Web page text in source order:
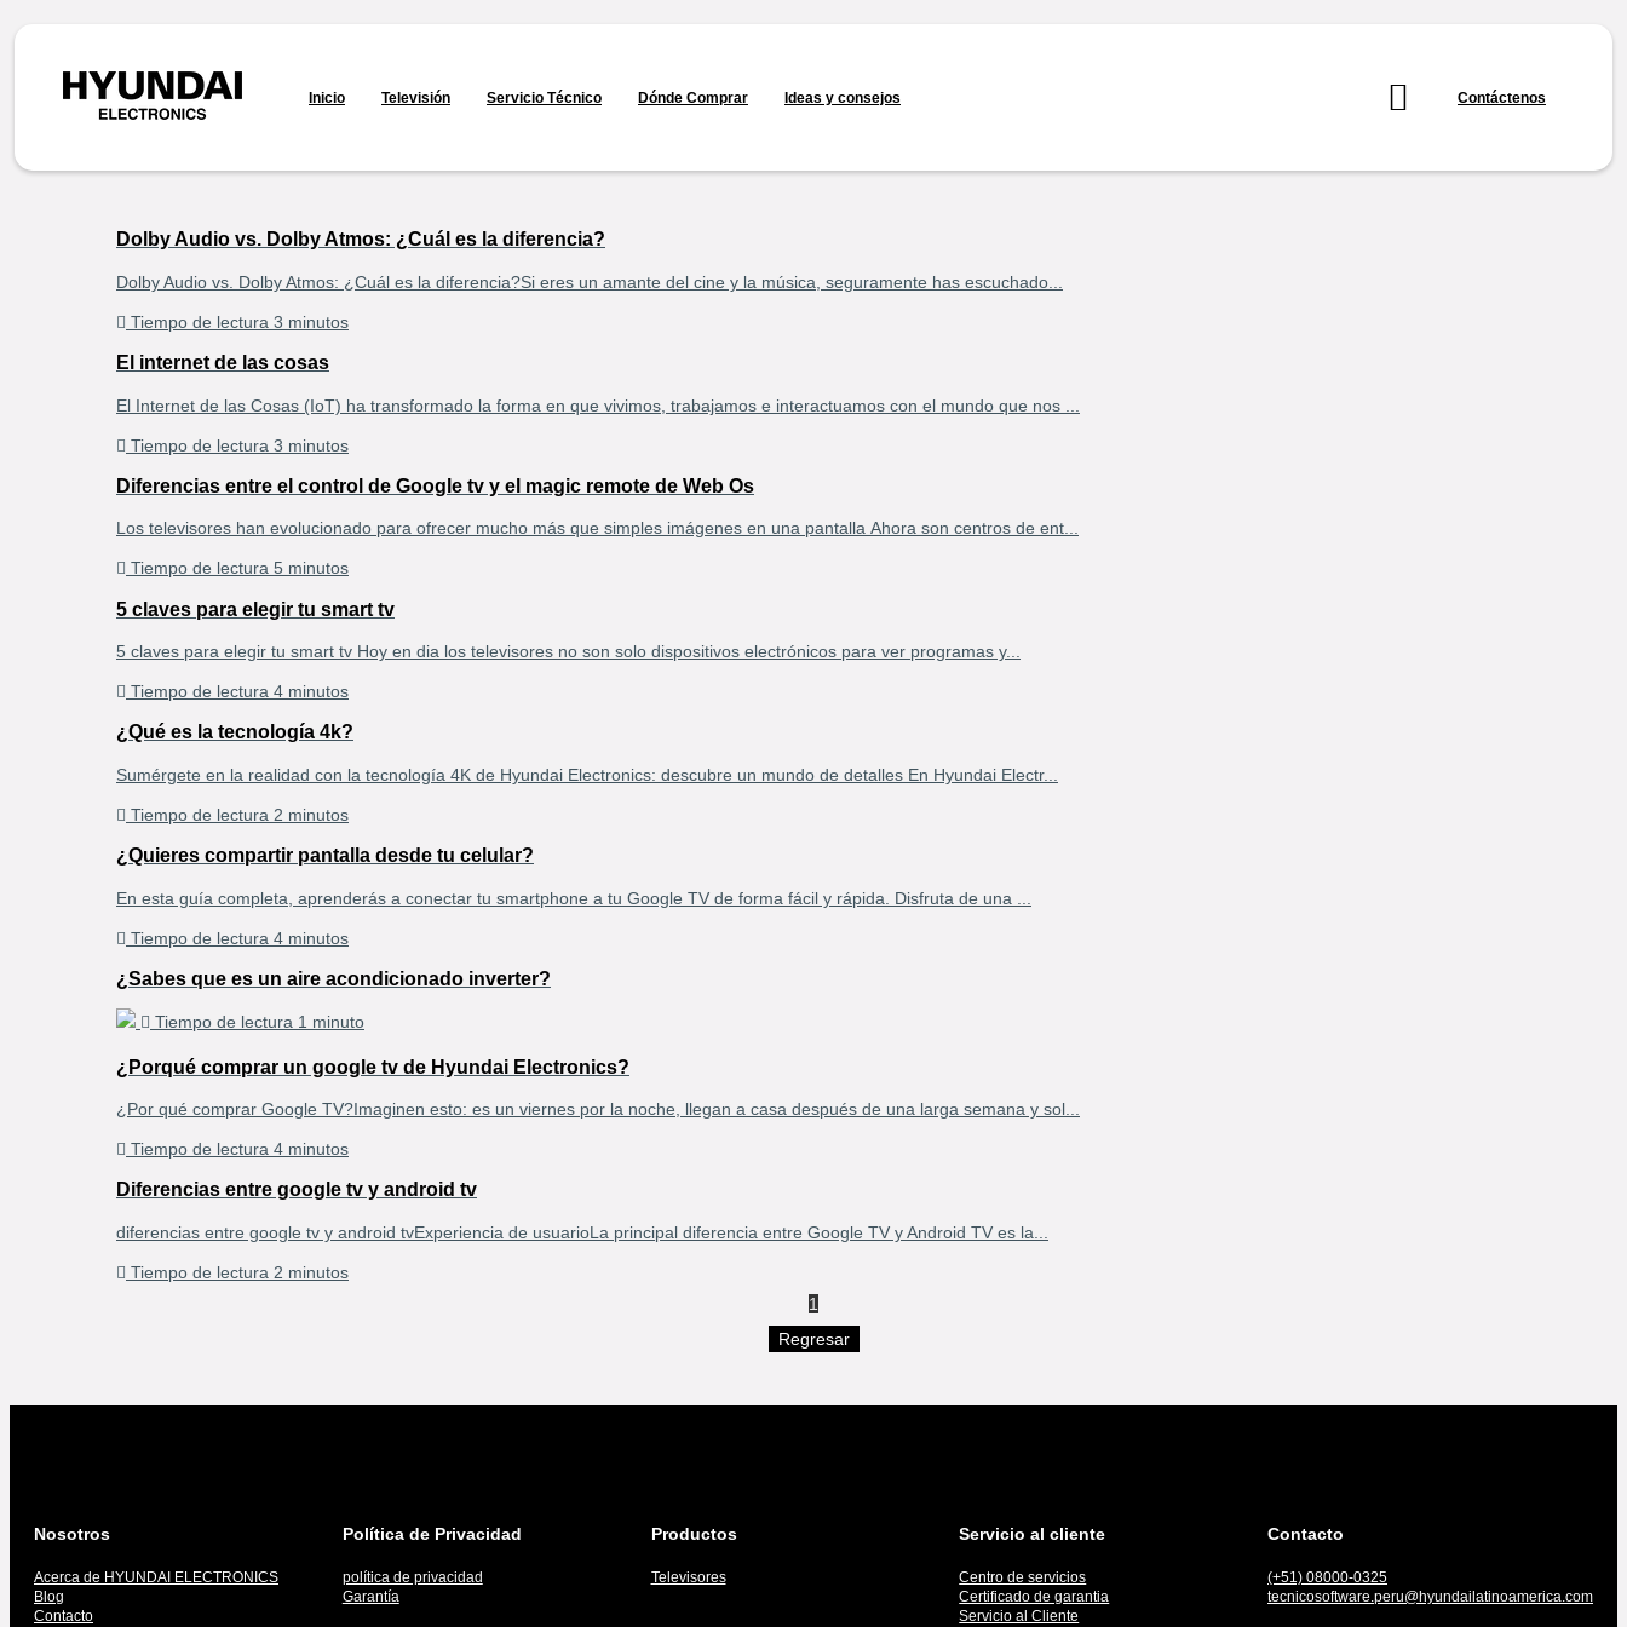
Inicio Televisión Servicio Técnico Dónde Comprar Ideas y consejos Contáctenos
Dolby Audio vs. Dolby Atmos: ¿Cuál es la diferencia?
Dolby Audio vs. Dolby Atmos: ¿Cuál es la diferencia?Si eres un amante del cine y la música, seguramente has escuchado...
Tiempo de lectura 3 minutos
El internet de las cosas
El Internet de las Cosas (IoT) ha transformado la forma en que vivimos, trabajamos e interactuamos con el mundo que nos ...
Tiempo de lectura 3 minutos
Diferencias entre el control de Google tv y el magic remote de Web Os
Los televisores han evolucionado para ofrecer mucho más que simples imágenes en una pantalla Ahora son centros de ent...
Tiempo de lectura 5 minutos
5 claves para elegir tu smart tv
5 claves para elegir tu smart tv Hoy en dia los televisores no son solo dispositivos electrónicos para ver programas y...
Tiempo de lectura 4 minutos
¿Qué es la tecnología 4k?
Sumérgete en la realidad con la tecnología 4K de Hyundai Electronics: descubre un mundo de detalles En Hyundai Electr...
Tiempo de lectura 2 minutos
¿Quieres compartir pantalla desde tu celular?
En esta guía completa, aprenderás a conectar tu smartphone a tu Google TV de forma fácil y rápida. Disfruta de una ...
Tiempo de lectura 4 minutos
¿Sabes que es un aire acondicionado inverter?
Tiempo de lectura 1 minuto
¿Porqué comprar un google tv de Hyundai Electronics?
¿Por qué comprar Google TV?Imaginen esto: es un viernes por la noche, llegan a casa después de una larga semana y sol...
Tiempo de lectura 4 minutos
Diferencias entre google tv y android tv
diferencias entre google tv y android tvExperiencia de usuarioLa principal diferencia entre Google TV y Android TV es la...
Tiempo de lectura 2 minutos
1
Nosotros
Acerca de HYUNDAI ELECTRONICS
Blog
Contacto
Política de Privacidad
política de privacidad
Garantía
Productos
Televisores
Servicio al cliente
Centro de servicios
Certificado de garantia
Servicio al Cliente
Contacto
(+51) 08000-0325
tecnicosoftware.peru@hyundailatinoamerica.com